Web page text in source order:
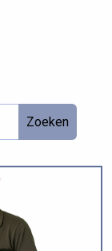
Zoeken